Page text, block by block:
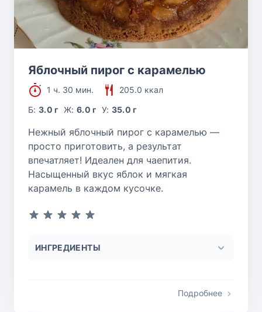
Яблочный пирог с карамелью
1 ч. 30 мин.
205.0 ккал
Б:3.0 г Ж: 6.0 г У: 35.0 г
Нежный яблочный пирог с карамелью —
просто приготовить, а результат
впечатляет! Идеален для чаепития.
Насыщенный вкус яблок и мягкая
карамель в каждом кусочке.
ИНГРЕДИЕНТЫ
Подробнее